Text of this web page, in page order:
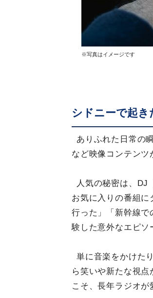
※写真はイメージです
シドニーで起き
ありふれた日常の
など映像コンテンツ
人気の秘密は、DJ
お気に入りの番組
行った」「新幹線で
験した意外なエピソ
単に音楽をかけた
ら笑いや新たな視
こそ、長年ラジオが